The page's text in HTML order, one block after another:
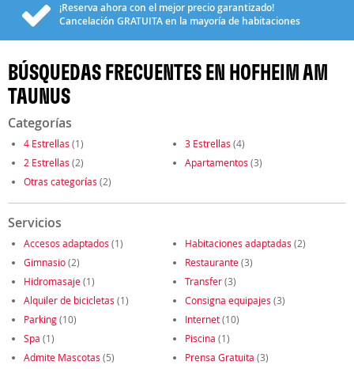
¡Reserva ahora con el mejor precio garantizado!
Cancelación GRATUITAen la mayoría de habitaciones
BÚSQUEDAS FRECUENTES EN HOFHEIM AM
TAUNUS
Categorías
4 Estrellas (1) 3 Estrellas (4)
2 Estrellas (2) Apartamentos (3)
Otras categorías (2)
Servicios
Accesos adaptados (1) Habitaciones adaptadas (2)
Gimnasio(2) Restaurante(3)
Hidromasaje(1) Transfer(3)
Alquiler de bicicletas (1) Consigna equipajes (3)
Parking(10) Internet(10)
Spa (1) Piscina (1)
Admite Mascotas (5) Prensa Gratuita (3)